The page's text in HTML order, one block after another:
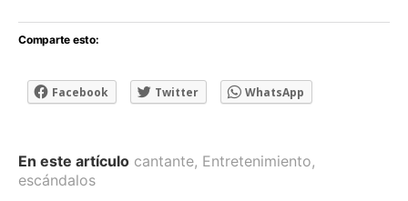
Comparte esto:
Facebook Twitter WhatsApp
En este artículo cantante, Entretenimiento,
escándalos